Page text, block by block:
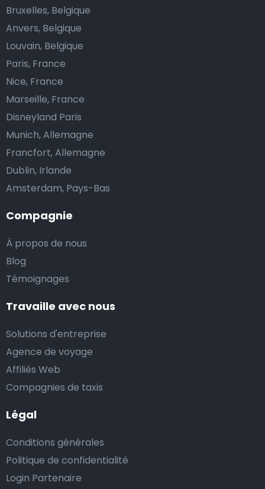
Compagnie
À propos de nous
Blog
Témoignages
Travaille avec nous
Solutions d'entreprise
Agence de voyage
Affiliés Web
Compagnies de taxis
Légal
Conditions générales
Politique de confidentialité
Login Partenaire
Bruxelles, Belgique
Anvers, Belgique
Louvain, Belgique
Paris, France
Nice, France
Marseille, France
Disneyland Paris
Munich, Allemagne
Francfort, Allemagne
Dublin, Irlande
Amsterdam, Pays-Bas